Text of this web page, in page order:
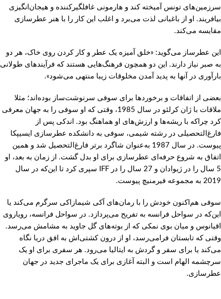
سرزمین‌های تونس آمیخته کند و هارمونی غافلگیرکننده و هیجان‌انگیزی
بیافریند. او از باغبانی لذت می‌برد و اغلب این کار را با هنر عطرسازی
مقایسه می‌کند.
این عطرساز می‌گوید: «خلق آمیزه یک عطر و کار کردن روی خاک، هر دو
به صبر نیاز دارند. این دو همچون فرهنگ‌هایی هستند که فرآیندهای طولانی
بارآوری در آنها به پدید آمدن مخلوقات زیبا منتهی می‌شود».
بعضی از اتفاقات و برخوردها برای سوفی سرنوشت‌ساز بوده‌اند؛‌ مثلا
ملاقات با ژان کرلئو در سال 1985، وقتی که او سوفی را به جهان معرفی
کرد چراکه با ریشه‌ها و ارزش‌های او هماهنگ بود. اندکی پس از
فارغ‌التحصیلی در رشته شیمی، سوفی به دانشکده عطرسازی ایسیپکا
پیوست. در سال 1987 به‌عنوان شاگرد برتر فارغ‌التحصیل شد و همین
اتفاق به شروع حرفه‌ای عطرسازی برای او بدل گشت. از زمان به بعد، او
5 سال را در ژیوادان و‌ 27 سال را در IFF سپری کرد تا این‌که در سال
2019 به مجموعه فیرمنیچ پیوست.
سوفی هم‌‌اکنون خودش را با رمان‌های آکی شیمازاکی سرگرم می‌کند یا
این‌که در سواحل فرانسه به تفریح می‌پردازد. در سواحل فرانسه، رویاروی
اقیانوس و میان بوی نمکی که از بوته‌های گل جاوید به مشامش می‌رسد.
وقتی که تابستان فرامی‌رسد، او از درون کشتی‌اش به افق دریا نگاه
می‌کند یا برای سفر و گردش به ایتالیا می‌رود. هر سفری برای او یک
سرچشمه الهام است و البته آغازی برای یک ماجرای جدید در جهان
عطرسازی.